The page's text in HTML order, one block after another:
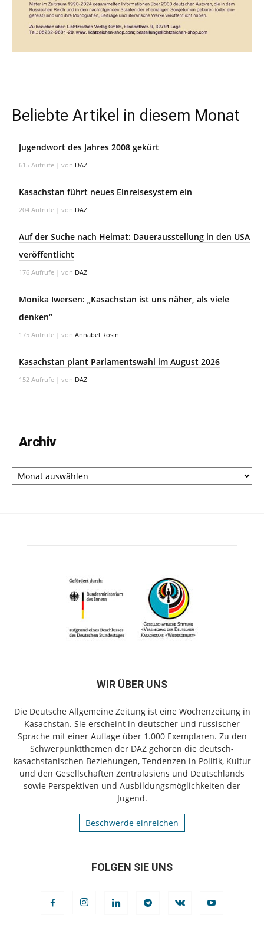
Beliebte Artikel in diesem Monat
Jugendwort des Jahres 2008 gekürt
615 Aufrufe | von DAZ
Kasachstan führt neues Einreisesystem ein
204 Aufrufe | von DAZ
Auf der Suche nach Heimat: Dauerausstellung in den USA
veröffentlicht
176 Aufrufe | von DAZ
Monika Iwersen: „Kasachstan ist uns näher, als viele
denken“
175 Aufrufe | von Annabel Rosin
Kasachstan plant Parlamentswahl im August 2026
152 Aufrufe | von DAZ
Archiv
Archiv
WIR ÜBER UNS
Die Deutsche Allgemeine Zeitung ist eine Wochenzeitung in
Kasachstan. Sie erscheint in deutscher und russischer
Sprache mit einer Auflage über 1.000 Exemplaren. Zu den
Schwerpunktthemen der DAZ gehören die deutsch-
kasachstanischen Beziehungen, Tendenzen in Politik, Kultur
und den Gesellschaften Zentralasiens und Deutschlands
sowie Perspektiven und Ausbildungsmöglichkeiten der
Jugend.
Beschwerde einreichen
FOLGEN SIE UNS